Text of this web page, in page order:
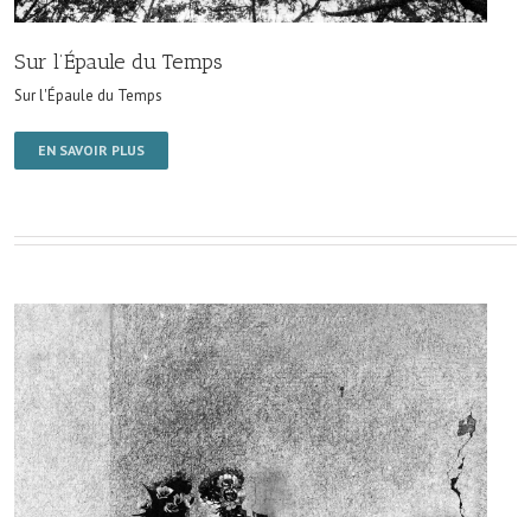
Sur l’Épaule du Temps
Sur l'Épaule du Temps
EN SAVOIR PLUS